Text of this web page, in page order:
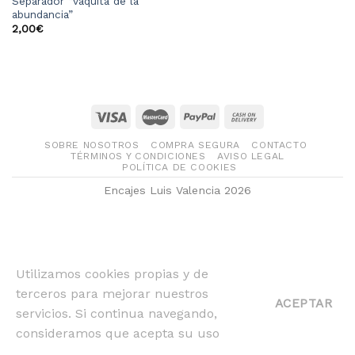
abundancia”
2,00€
SOBRE NOSOTROS COMPRA SEGURA
CONTACTO
TÉRMINOS Y CONDICIONES
AVISO LEGAL
POLÍTICA DE COOKIES
Encajes Luis Valencia 2026
Utilizamos cookies propias y de
terceros para mejorar nuestros
servicios. Si continua navegando,
consideramos que acepta su uso
ACEPTAR